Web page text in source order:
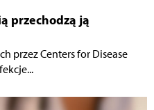
przechodzą ją
przez Centers for Disease